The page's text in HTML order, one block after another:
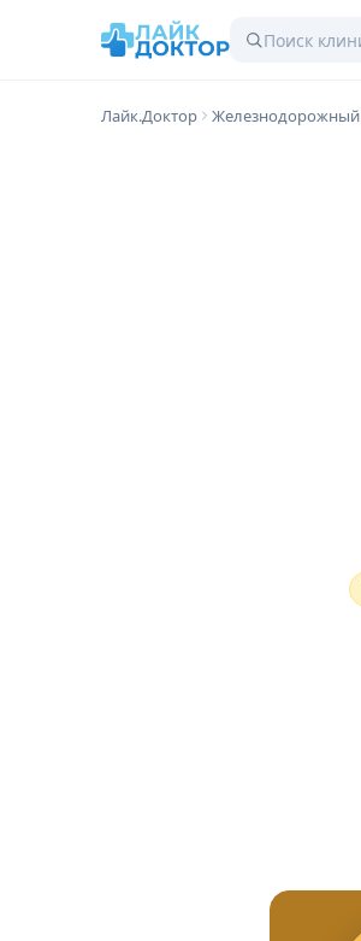
Лайк.Доктор Железнодорожный